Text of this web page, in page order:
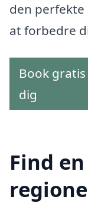
den
at forbedre
Book
dig
Find